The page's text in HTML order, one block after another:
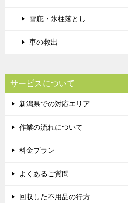
雪庇・氷柱落とし
車の救出
サービスについて
新潟県での対応エリア
作業の流れについて
料金プラン
よくあるご質問
回収した不用品の行方